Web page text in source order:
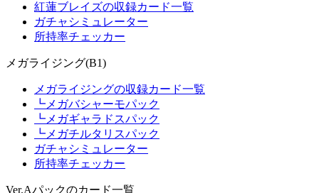
紅蓮ブレイズの収録カード一覧
ガチャシミュレーター
所持率チェッカー
メガライジング(B1)
メガライジングの収録カード一覧
┗メガバシャーモパック
┗メガギャラドスパック
┗メガチルタリスパック
ガチャシミュレーター
所持率チェッカー
Ver.Aパックのカード一覧